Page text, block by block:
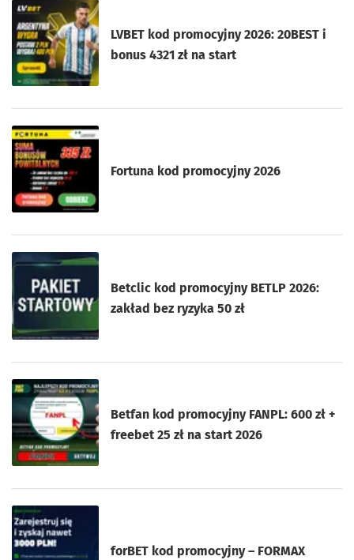
LVBET kod promocyjny 2026: 20BEST i
bonus 4321 zł na start
Fortuna kod promocyjny 2026
Betclic kod promocyjny BETLP 2026:
zakład bez ryzyka 50 zł
Betfan kod promocyjny FANPL: 600 zł +
freebet 25 zł na start 2026
forBET kod promocyjny – FORMAX